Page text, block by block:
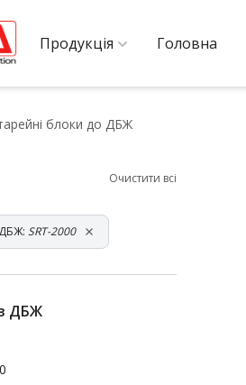
Продукція Головна
блоки до ДБЖ
Очистити всі
ДБЖ: SRT-2000
з ДБЖ